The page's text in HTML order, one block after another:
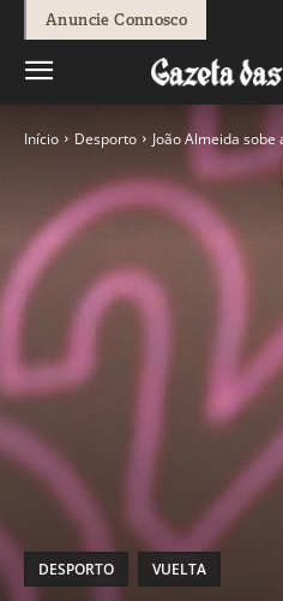
Anuncie Connosco
Início Desporto João Almeida sobe
DESPORTO VUELTA